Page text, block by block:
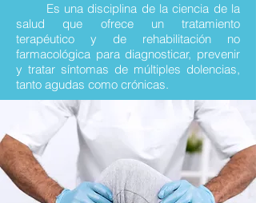
Es una disciplina de la ciencia de la
salud que ofrece un tratamiento
terapéutico y de rehabilitación no
farmacológica para diagnosticar, prevenir
y tratar síntomas de múltiples dolencias,
tanto agudas como crónicas.